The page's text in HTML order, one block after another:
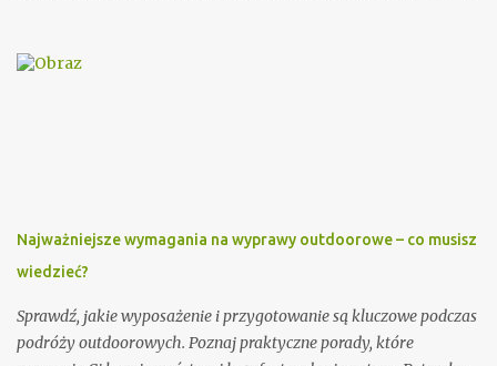
zaproszenia dla księdza warto pamiętać o kilku ważnych
zapraszany. Dobrze jest podać także godzinę rozpoczęcia i
zakończenia ceremonii, aby ksiądz wiedział, jak długo trwać
będzie jego obecność. Dodatkowo, warto zawrzeć informację na
temat planowanego poczęstunku po uroczystości. Przykładowe
zaproszenie: Szanowny Księże, Zwracamy się ...
Najważniejsze wymagania na wyprawy outdoorowe – co musisz
wiedzieć?
Sprawdź, jakie wyposażenie i przygotowanie są kluczowe podczas
podróży outdoorowych. Poznaj praktyczne porady, które